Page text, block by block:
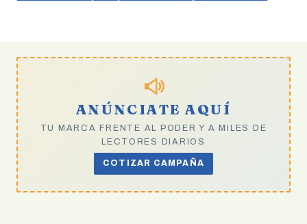
ANÚNCIATE AQUÍ
TU MARCA FRENTE AL PODER Y A MILES DE
LECTORES DIARIOS
COTIZAR CAMPAÑA